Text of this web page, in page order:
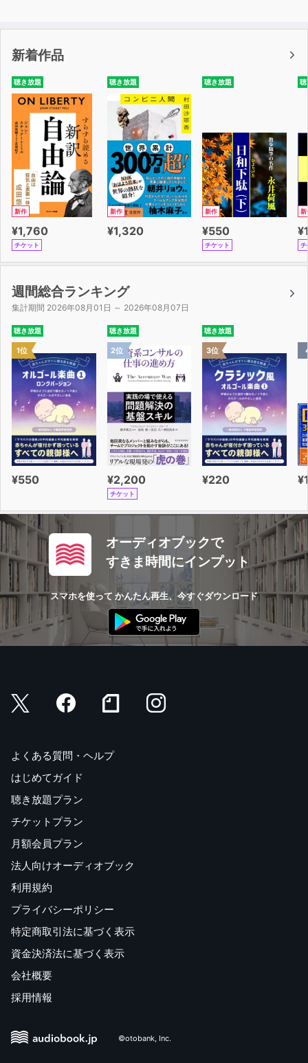
分有)
8.西瓜の左耳掻きと、顔かっさ」(凡天と耳掻きの正統派
耳掻き。かっさマッサージ/ASMR差分有)
9.西瓜とうたたね(西瓜の寝息)
10.伊ヶ崎彩香さん様 Q&A トーク
【スタッフ】
西瓜:伊ヶ崎綾香
イラスト:さより
シナリオ:進行豹
アシスタント:準々(HMRエンターテインメント)
制作:レヱル・ロマネスク製作委員会
収録:アストラルスタジオ
新着作品
聴き放題
新作
¥1,760
チケット
聴き放題
新作
¥1,320
聴き放題
新作
¥550
チケット
聴
新
チ
週間総合ランキング
集計期間 2026年08月01日 ～ 2026年08月07日
聴き放題
1位
¥550
聴き放題
2位
¥2,200
チケット
聴き放題
3位
¥220
オーディオブックで
すきま時間にインプット
スマホを使って かんたん再生、今すぐダウンロード
よくある質問・ヘルプ
はじめてガイド
聴き放題プラン
チケットプラン
月額会員プラン
法人向けオーディオブック
利用規約
プライバシーポリシー
特定商取引法に基づく表示
資金決済法に基づく表示
会社概要
採用情報
©otobank, Inc.